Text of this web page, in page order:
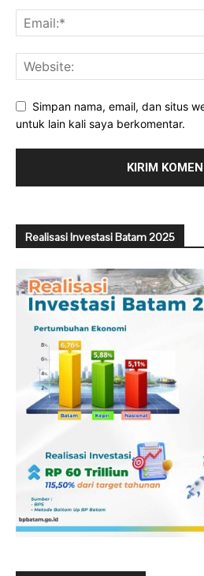
Simpan nama, email, dan situs
untuk lain kali saya berkomentar.
Realisasi Investasi Batam 2025